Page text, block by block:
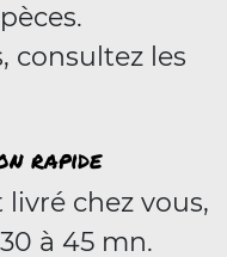
consultez les
rapide
chez vous,
à 45 mn.